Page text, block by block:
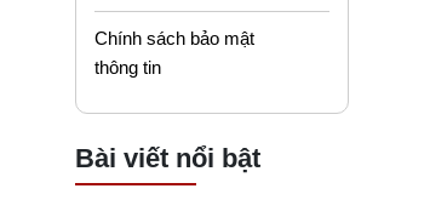
Chính sách bảo mật
thông tin
Bài viết nổi bật